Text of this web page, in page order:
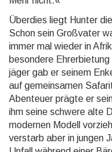
Überdies liegt Hunter
Schon sein Großvater
immer mal wieder in
besondere
jäger gab er seinem
auf gemein­samen
Abenteuer prägte er
ihm seine schwere alte
modernen Modell
verstarb aber in jungen